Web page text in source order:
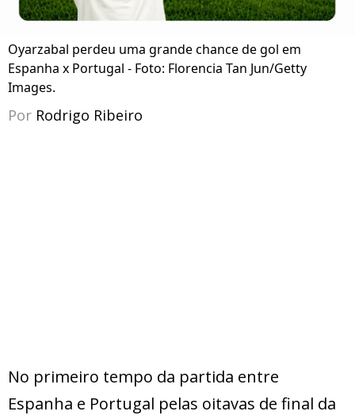
Oyarzabal perdeu uma grande chance de gol em
Espanha x Portugal - Foto: Florencia Tan Jun/Getty
Images.
Por Rodrigo Ribeiro
No primeiro tempo da partida entre
Espanha e Portugal pelas oitavas de final da